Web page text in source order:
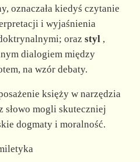
oznaczała kiedyś czytanie
i wyjaśnienia
oraz styl,
dialogiem między
na wzór debaty.
księży w narzędzia
słowo mogli skuteczniej
dogmaty i moralność.